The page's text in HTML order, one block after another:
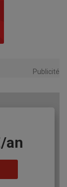
Publicité
an